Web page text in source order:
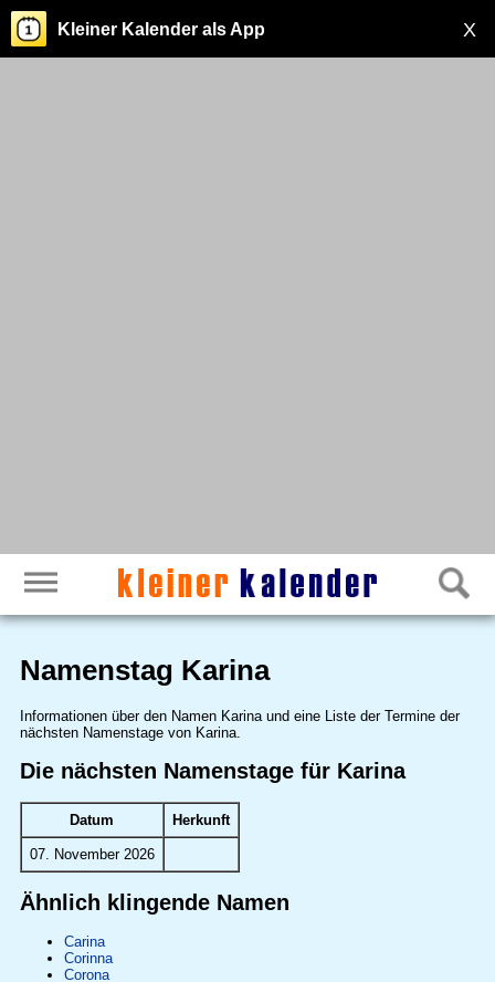
X
Kleiner Kalender als App
Namenstag Karina
Informationen über den Namen Karina und eine Liste der Termine der
nächsten Namenstage von Karina.
Die nächsten Namenstage für Karina
Datum Herkunft
07. November 2026
Ähnlich klingende Namen
Carina
Corinna
Corona